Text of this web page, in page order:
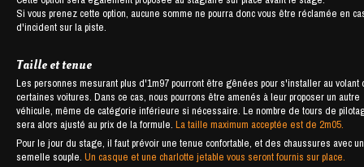
Si vous prenez cette option, aucune somme ne pourra donc vous être réclamée en
d'incident sur la piste.
Taille et tenue
Les personnes mesurant plus d'1m97 pourront être gênées pour s'installer au volant
certaines voitures. Dans ce cas, nous pourrons être amenés à leur proposer un autre
véhicule, même de catégorie inférieure si nécessaire. Le nombre de tours de
sera alors ajusté au prix de la formule.La taille maximum acceptée est de 2m05.
Pour le jour du stage, il faut prévoir une tenue confortable, et des chaussures avec
semelle souple.Un casque et une charlotte jetable vous seront fournis sur place.